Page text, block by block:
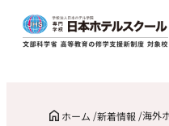
ホーム 新着情報 海外